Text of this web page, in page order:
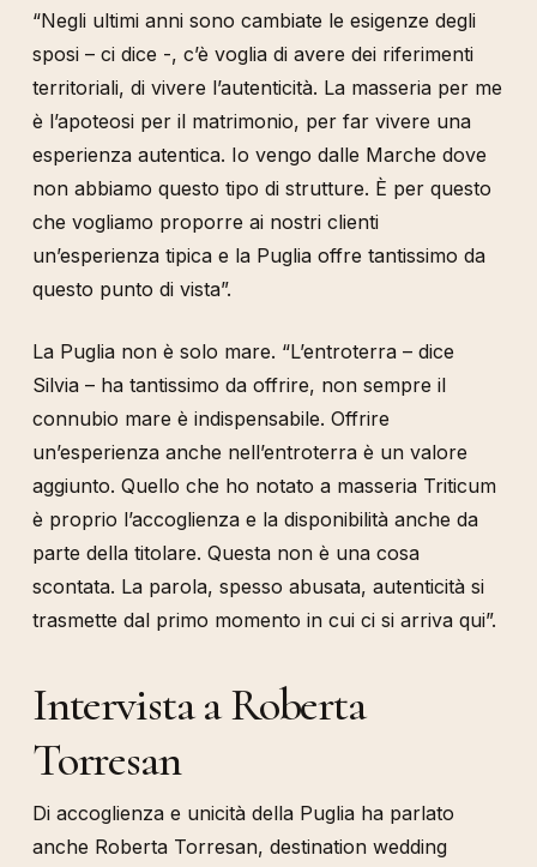
“Negli ultimi anni sono cambiate le esigenze degli
sposi – ci dice -, c’è voglia di avere dei riferimenti
territoriali, di vivere l’autenticità. La masseria per me
è l’apoteosi per il matrimonio, per far vivere una
esperienza autentica. Io vengo dalle Marche dove
non abbiamo questo tipo di strutture. È per questo
che vogliamo proporre ai nostri clienti
un’esperienza tipica e la Puglia offre tantissimo da
questo punto di vista”.
La Puglia non è solo mare. “L’entroterra – dice
Silvia – ha tantissimo da offrire, non sempre il
connubio mare è indispensabile. Offrire
un’esperienza anche nell’entroterra è un valore
aggiunto. Quello che ho notato a masseria Triticum
è proprio l’accoglienza e la disponibilità anche da
parte della titolare. Questa non è una cosa
scontata. La parola, spesso abusata, autenticità si
trasmette dal primo momento in cui ci si arriva qui”.
Intervista a Roberta
Torresan
Di accoglienza e unicità della Puglia ha parlato
anche Roberta Torresan, destination wedding